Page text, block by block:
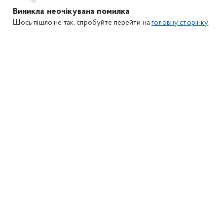
Виникла неочікувана помилка
Щось пішло не так, спробуйте перейти наголовну сторінку